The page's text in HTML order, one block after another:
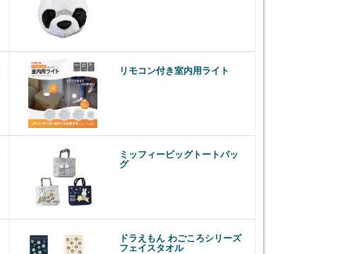
リモコン付き室内用ライト
ミッフィービッグトートバッ
グ
ドラえもん わごころシリーズ
フェイスタオル